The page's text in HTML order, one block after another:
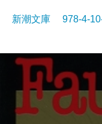
新潮文庫 978-4-